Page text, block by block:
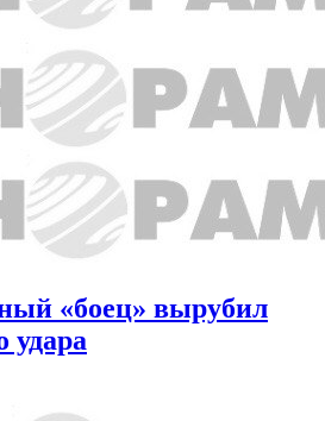
«боец» вырубил
удара